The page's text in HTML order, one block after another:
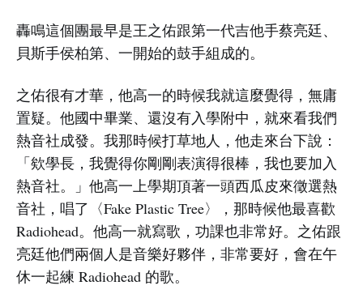
轟鳴這個團最早是王之佑跟第一代吉他手蔡亮廷、
貝斯手侯柏第、一開始的鼓手組成的。
之佑很有才華，他高一的時候我就這麼覺得，無庸
置疑。他國中畢業、還沒有入學附中，就來看我們
熱音社成發。我那時候打草地人，他走來台下說：
「欸學長，我覺得你剛剛表演得很棒，我也要加入
熱音社。」他高一上學期頂著一頭西瓜皮來徵選熱
音社，唱了〈Fake Plastic Tree〉，那時候他最喜歡
Radiohead。他高一就寫歌，功課也非常好。之佑跟
亮廷他們兩個人是音樂好夥伴，非常要好，會在午
休一起練 Radiohead 的歌。